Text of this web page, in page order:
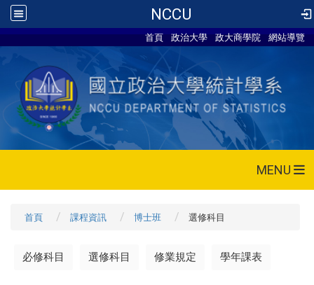
NCCU
首頁 政治大學 政大商學院 網站導覽
MENU
首頁 課程資訊 博士班 選修科目
必修科目 選修科目 修業規定 學年課表